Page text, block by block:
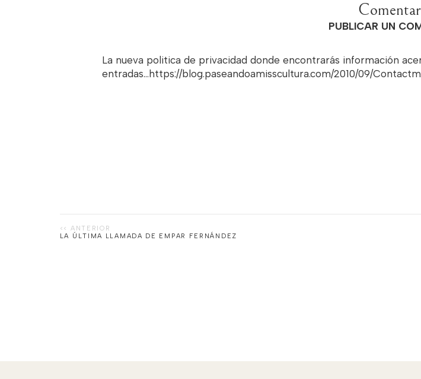
PUBLICAR UN
La nueva politica de privacidad donde encontrarás información
entradas...https://blog.paseandoamisscultura.com/2010/09/
LA ÚLTIMA LLAMADA DE EMPAR FERNÁNDEZ